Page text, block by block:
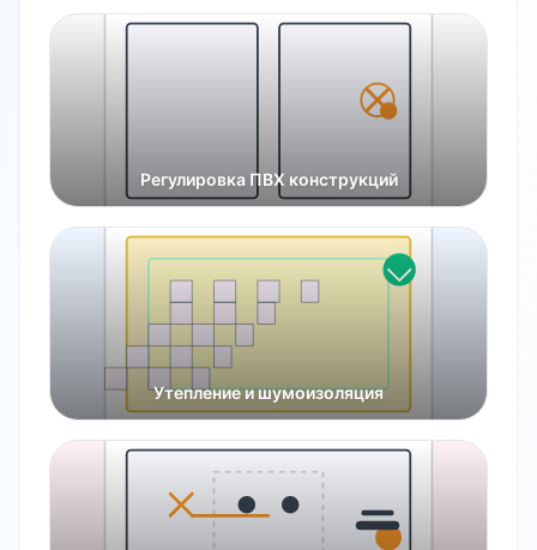
Регулировка ПВХ конструкций
Утепление и шумоизоляция